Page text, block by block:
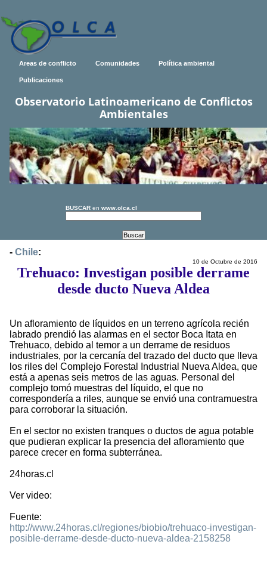
Areas de conflicto Comunidades Política ambiental
Publicaciones
Observatorio Latinoamericano de Conflictos
Ambientales
BUSCAR en www.olca.cl
- Chile:
10 de Octubre de 2016
Trehuaco: Investigan posible derrame
desde ducto Nueva Aldea
Un afloramiento de líquidos en un terreno agrícola recién
labrado prendió las alarmas en el sector Boca Itata en
Trehuaco, debido al temor a un derrame de residuos
industriales, por la cercanía del trazado del ducto que lleva
los riles del Complejo Forestal Industrial Nueva Aldea, que
está a apenas seis metros de las aguas. Personal del
complejo tomó muestras del líquido, el que no
correspondería a riles, aunque se envió una contramuestra
para corroborar la situación.
En el sector no existen tranques o ductos de agua potable
que pudieran explicar la presencia del afloramiento que
parece crecer en forma subterránea.
24horas.cl
Ver video:
Fuente:
http://www.24horas.cl/regiones/biobio/trehuaco-investigan-
posible-derrame-desde-ducto-nueva-aldea-2158258